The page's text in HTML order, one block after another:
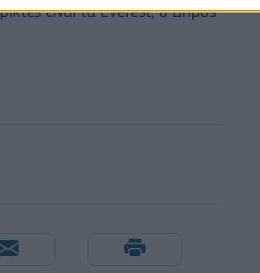
είναι τα Everest, ο Δήμος